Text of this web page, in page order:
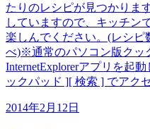
たりのレシピが見つかりま
していますので、キッチン
楽しんでください。(レシピ
べ)※通常のパソコン版クッ
InternetExplorerアプリを起
ックパッド ][ 検索 ] でアク
2014年2月12日